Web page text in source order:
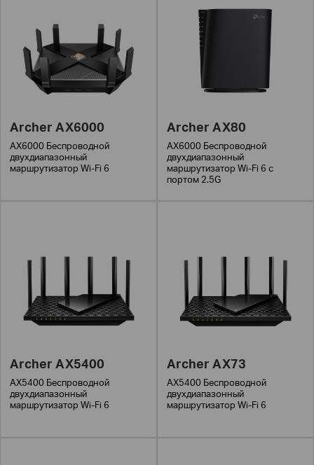
Archer AX6000
AX6000 Беспроводной
двухдиапазонный
маршрутизатор Wi-Fi 6
Archer AX80
AX6000 Беспроводной
двухдиапазонный
маршрутизатор Wi-Fi 6 с
портом 2.5G
Archer AX5400
AX5400 Беспроводной
двухдиапазонный
маршрутизатор Wi-Fi 6
Archer AX73
AX5400 Беспроводной
двухдиапазонный
маршрутизатор Wi-Fi 6